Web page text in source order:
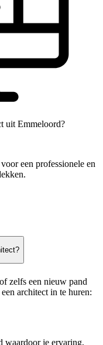
uit Emmeloord?
een professionele en
zelfs een nieuw pand
architect in te huren:
waardoor je ervaring,